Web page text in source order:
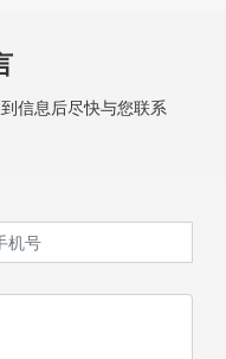
信息后尽快与您联系